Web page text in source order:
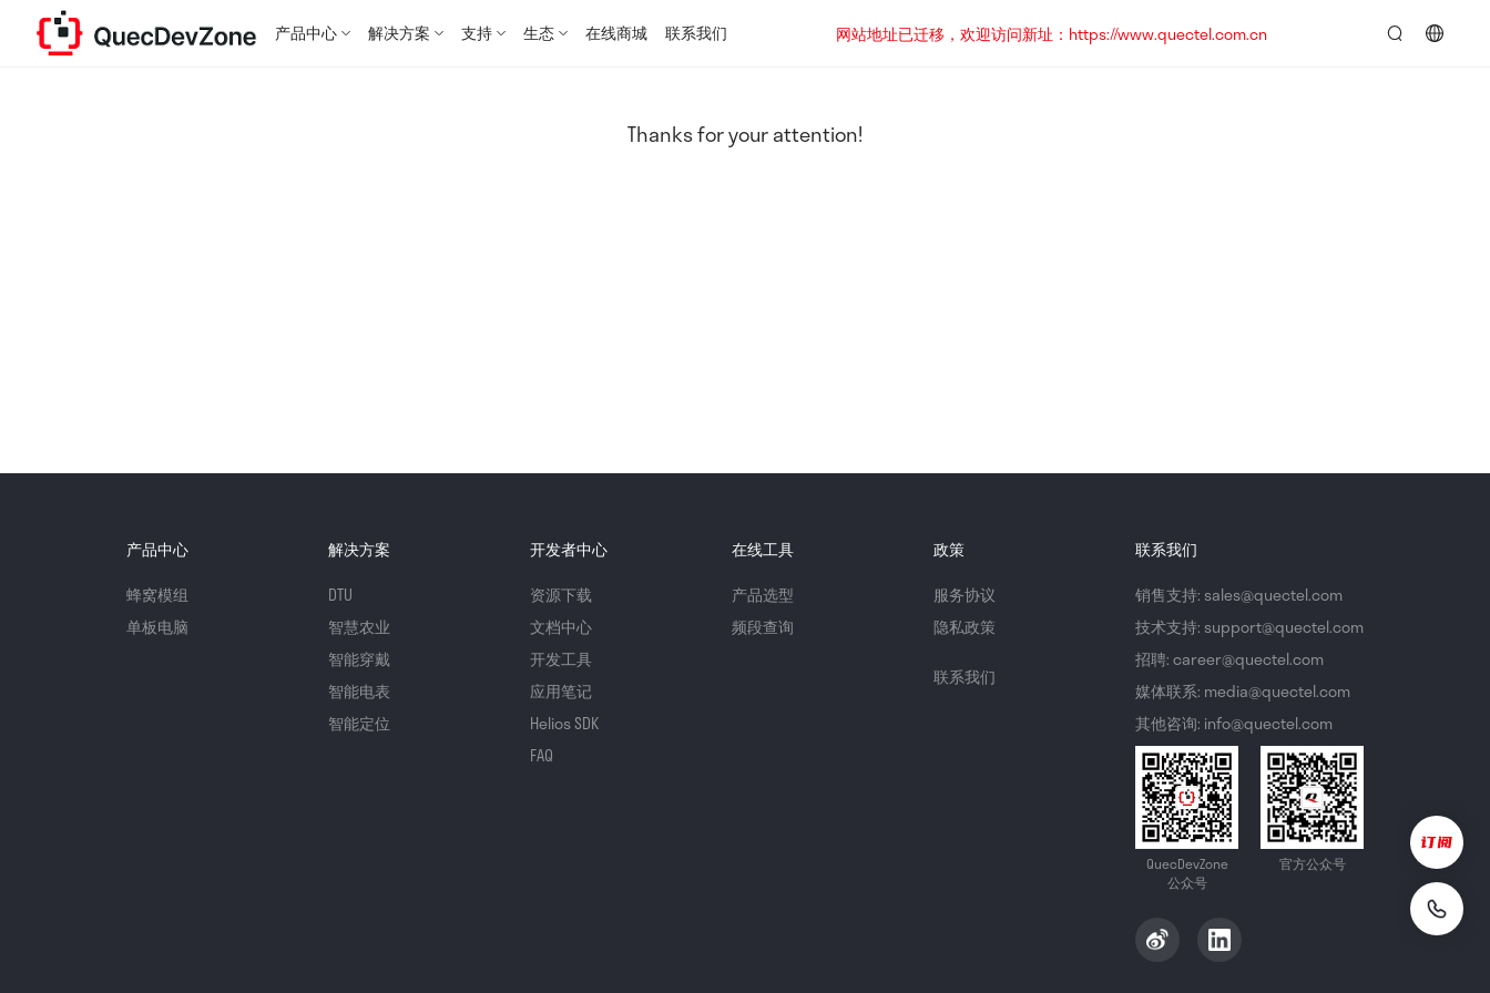
产品中心 解决方案 支持 生态 在线商城 联系我们
网站地址已迁移，欢迎访问新址：https://www.quectel.com.cn
Thanks for your attention!
产品中心
蜂窝模组
单板电脑
解决方案
DTU
智慧农业
智能穿戴
智能电表
智能定位
开发者中心
资源下载
文档中心
开发工具
应用笔记
Helios SDK
FAQ
在线工具
产品选型
频段查询
政策
服务协议
隐私政策
联系我们
联系我们
销售支持: sales@quectel.com
技术支持: support@quectel.com
招聘: career@quectel.com
媒体联系: media@quectel.com
其他咨询: info@quectel.com
QuecDevZone
公众号
官方公众号